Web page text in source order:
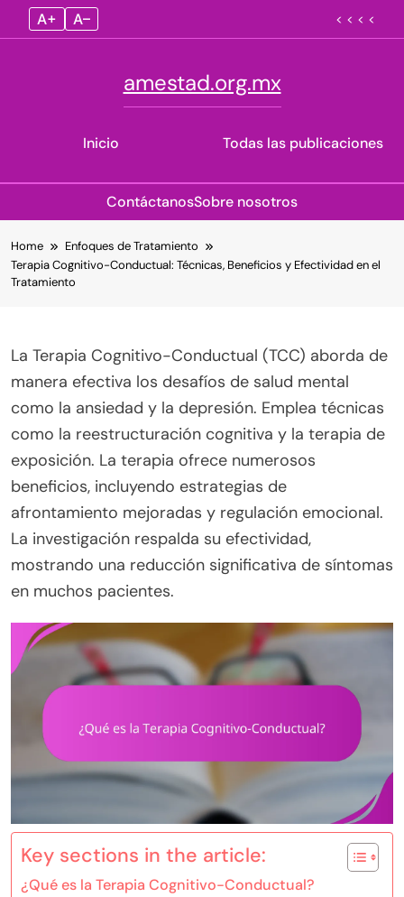
A+ A– < < < <
Inicio
amestad.org.mx
Todas las publicaciones
ContáctanosSobre nosotros
to
content
Home
Enfoques de Tratamiento
Terapia Cognitivo-Conductual: Técnicas, Beneficios y Efectividad en el
Tratamiento
La Terapia Cognitivo-Conductual (TCC) aborda de
manera efectiva los desafíos de salud mental
como la ansiedad y la depresión. Emplea técnicas
como la reestructuración cognitiva y la terapia de
exposición. La terapia ofrece numerosos
beneficios, incluyendo estrategias de
afrontamiento mejoradas y regulación emocional.
La investigación respalda su efectividad,
mostrando una reducción significativa de síntomas
en muchos pacientes.
Key sections in the article:
¿Qué es la Terapia Cognitivo-Conductual?